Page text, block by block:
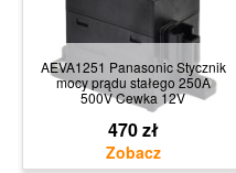
AEVA1251 Panasonic Stycznik
mocy prądu stałego 250A
500V Cewka 12V
470 zł